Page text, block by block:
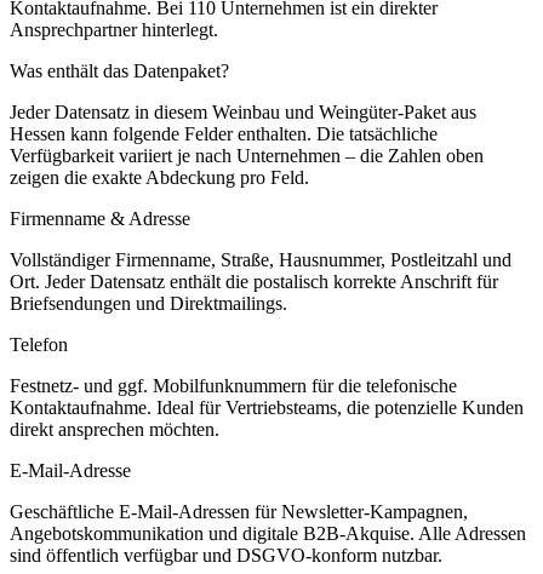
Kontaktaufnahme. Bei 110 Unternehmen ist ein direkter
Ansprechpartner hinterlegt.
Was enthält das Datenpaket?
Jeder Datensatz in diesem Weinbau und Weingüter-Paket aus
Hessen kann folgende Felder enthalten. Die tatsächliche
Verfügbarkeit variiert je nach Unternehmen – die Zahlen oben
zeigen die exakte Abdeckung pro Feld.
Firmenname & Adresse
Vollständiger Firmenname, Straße, Hausnummer, Postleitzahl und
Ort. Jeder Datensatz enthält die postalisch korrekte Anschrift für
Briefsendungen und Direktmailings.
Telefon
Festnetz- und ggf. Mobilfunknummern für die telefonische
Kontaktaufnahme. Ideal für Vertriebsteams, die potenzielle Kunden
direkt ansprechen möchten.
E-Mail-Adresse
Geschäftliche E-Mail-Adressen für Newsletter-Kampagnen,
Angebotskommunikation und digitale B2B-Akquise. Alle Adressen
sind öffentlich verfügbar und DSGVO-konform nutzbar.